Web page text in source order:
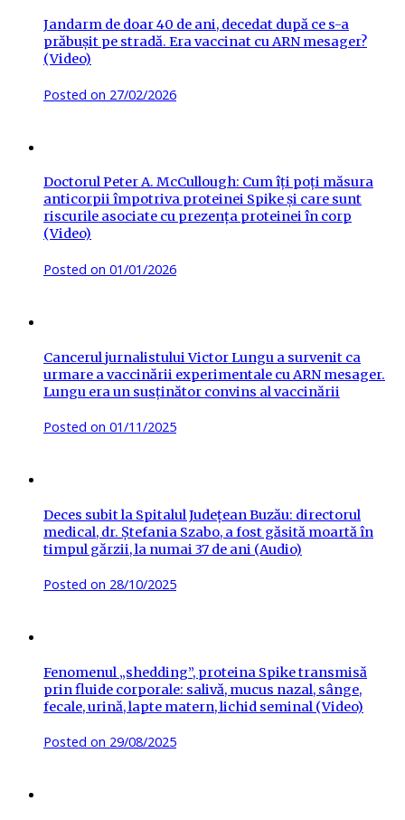
Jandarm de doar 40 de ani, decedat după ce s-a
prăbușit pe stradă. Era vaccinat cu ARN mesager?
(Video)
Posted on 27/02/2026
Doctorul Peter A. McCullough: Cum îți poți măsura
anticorpii împotriva proteinei Spike și care sunt
riscurile asociate cu prezența proteinei în corp
(Video)
Posted on 01/01/2026
Cancerul jurnalistului Victor Lungu a survenit ca
urmare a vaccinării experimentale cu ARN mesager.
Lungu era un susținător convins al vaccinării
Posted on 01/11/2025
Deces subit la Spitalul Județean Buzău: directorul
medical, dr. Ștefania Szabo, a fost găsită moartă în
timpul gărzii, la numai 37 de ani (Audio)
Posted on 28/10/2025
Fenomenul „shedding”, proteina Spike transmisă
prin fluide corporale: salivă, mucus nazal, sânge,
fecale, urină, lapte matern, lichid seminal (Video)
Posted on 29/08/2025